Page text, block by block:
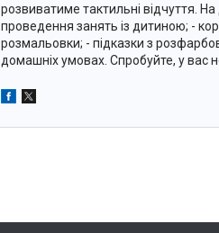
розвиватиме тактильні відчуття.
проведення занять із дитиною; -
розмальовки; - підказки з
домашніх умовах. Спробуйте, у вас